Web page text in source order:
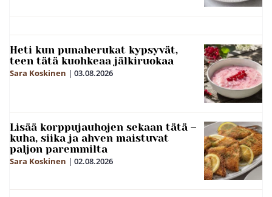
Heti kun punaherukat kypsyvät,
teen tätä kuohkeaa jälkiruokaa
Sara Koskinen | 03.08.2026
Lisää korppujauhojen sekaan tätä –
kuha, siika ja ahven maistuvat
paljon paremmilta
Sara Koskinen | 02.08.2026